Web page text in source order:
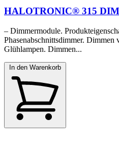
HALOTRONIC® 315 DIM
– Dimmermodule.
Phasenabschnittsdimmer.
Glühlampen. Dimmen...
In den Warenkorb